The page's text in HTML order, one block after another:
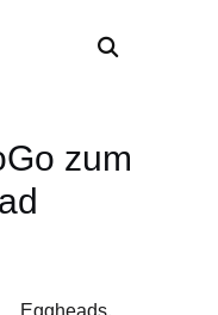
zum
Eggheads,